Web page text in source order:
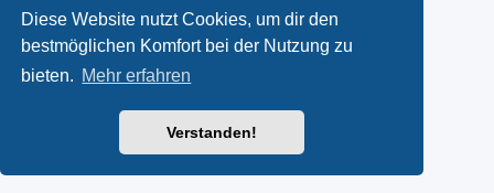
Diese Website nutzt Cookies, um dir den
bestmöglichen Komfort bei der Nutzung zu
bieten. Mehr erfahren
Verstanden!